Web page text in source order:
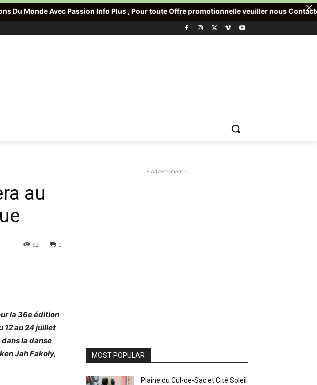
au
0
92
la 36e édition
12 au 24 juillet
la danse
Jah Fakoly,
- Advertisment -
MOST POPULAR
Plaine du Cul-de-Sac et Cité Soleil
Passion Info Plus , Pour toute Offre promotionnelle veuiller nous Contacter. Contact